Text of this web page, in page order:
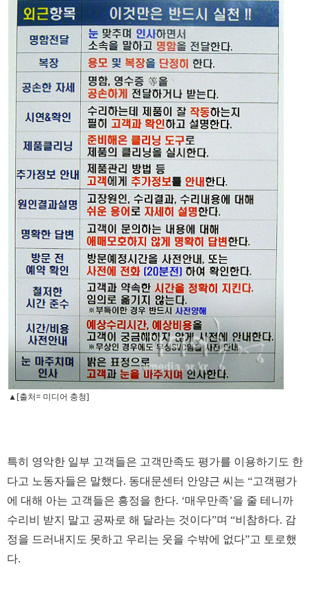
▲[출처= 미디어 충청]
특히 영악한 일부 고객들은 고객만족도 평가를 이용하기도 한
다고 노동자들은 말했다. 동대문센터 안양근 씨는 “고객평가
에 대해 아는 고객들은 흥정을 한다. ‘매우만족’을 줄 테니까
수리비 받지 말고 공짜로 해 달라는 것이다”며 “비참하다. 감
정을 드러내지도 못하고 우리는 웃을 수밖에 없다”고 토로했
다.